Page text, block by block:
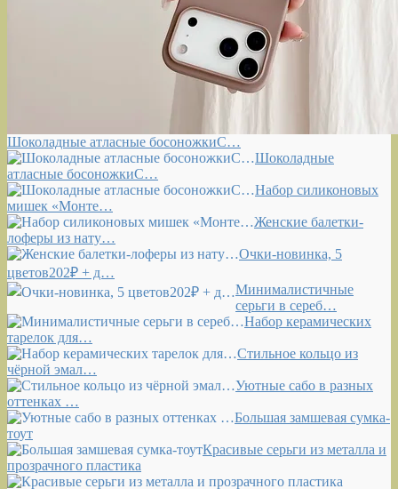
Шоколадные атласные босоножкиС…
Шоколадные
атласные босоножкиС…
Набор силиконовых
мишек «Монте…
Женские балетки-
лоферы из нату…
Очки-новинка, 5
цветов202₽ + д…
Минималистичные
серьги в сереб…
Набор керамических
тарелок для…
Стильное кольцо из
чёрной эмал…
Уютные сабо в разных
оттенках …
Большая замшевая сумка-
тоут
Красивые серьги из металла и
прозрачного пластика